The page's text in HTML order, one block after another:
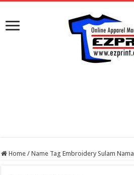
Home / Name Tag Embroidery Sulam Nama